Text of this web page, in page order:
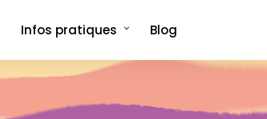
Infos pratiques
Comment venir et où dormir ?
Blog